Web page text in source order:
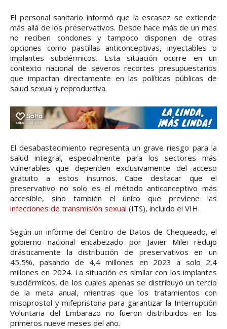
El personal sanitario informó que la escasez se extiende
más allá de los preservativos. Desde hace más de un mes
no reciben condones y tampoco disponen de otras
opciones como pastillas anticonceptivas, inyectables o
implantes subdérmicos. Esta situación ocurre en un
contexto nacional de severos recortes presupuestarios
que impactan directamente en las políticas públicas de
salud sexual y reproductiva.
El desabastecimiento representa un grave riesgo para la
salud integral, especialmente para los sectores más
vulnerables que dependen exclusivamente del acceso
gratuito a estos insumos. Cabe destacar que el
preservativo no solo es el método anticonceptivo más
accesible, sino también el único que previene las
infecciones de transmisión sexual (ITS), incluido el VIH.
Según un informe del Centro de Datos de Chequeado, el
gobierno nacional encabezado por Javier Milei redujo
drásticamente la distribución de preservativos en un
45,5%, pasando de 4,4 millones en 2023 a solo 2,4
millones en 2024. La situación es similar con los implantes
subdérmicos, de los cuales apenas se distribuyó un tercio
de la meta anual, mientras que los tratamientos con
misoprostol y mifepristona para garantizar la Interrupción
Voluntaria del Embarazo no fueron distribuidos en los
primeros nueve meses del año.